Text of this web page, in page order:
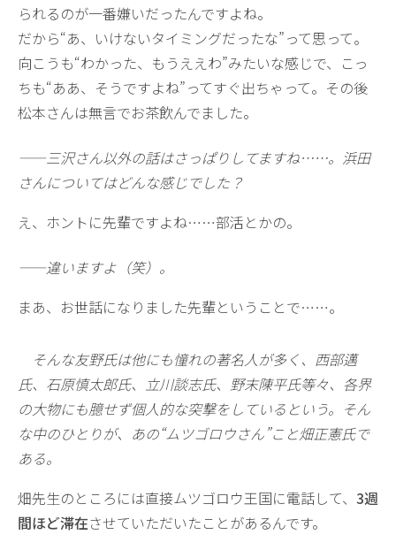
られるのが一番嫌いだったんですよね。
だから“あ、いけないタイミングだったな”って思って。
向こうも“わかった、もうええわ”みたいな感じで、こっ
ちも“ああ、そうですよね”ってすぐ出ちゃって。その後
松本さんは無言でお茶飲んでました。
——三沢さん以外の話はさっぱりしてますね……。浜田
さんについてはどんな感じでした？
え、ホントに先輩ですよね……部活とかの。
——違いますよ（笑）。
まあ、お世話になりました先輩ということで……。
そんな友野氏は他にも憧れの著名人が多く、西部邁
氏、石原慎太郎氏、立川談志氏、野末陳平氏等々、各界
の大物にも臆せず個人的な突撃をしているという。そん
な中のひとりが、あの“ムツゴロウさん”こと畑正憲氏で
ある。
畑先生のところには直接ムツゴロウ王国に電話して、 3週
間ほど滞在させていただいたことがあるんです。